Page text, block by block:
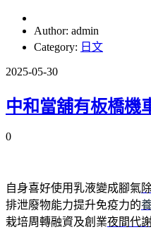
Author: admin
Category: 日文
2025-05-30
中和當舖有板橋機
0
自身喜好使用乳液變成腳氣
排泄廢物能力提升免疫力的
栽培周轉融資及創業夜間代